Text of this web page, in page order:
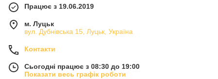
Працює з 19.06.2019
м. Луцьк
вул. Дубнівська 15, Луцьк, Україна
Контакти
Сьогодні працює з 08:30 до 19:00
Показати весь графік роботи